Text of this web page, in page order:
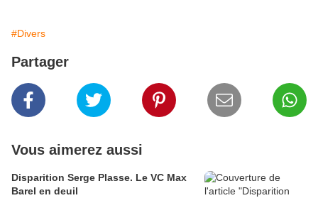
#Divers
Partager
Vous aimerez aussi
Disparition Serge Plasse. Le VC Max
Barel en deuil